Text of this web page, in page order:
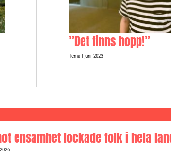
”Det finns hopp!”
Tema| juni 2023
ensamhet lockade folk i hela